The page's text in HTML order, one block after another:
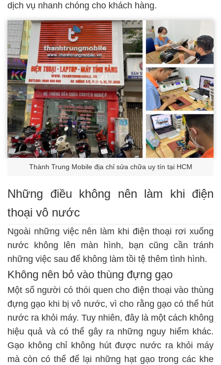
dịch vụ nhanh chóng cho khách hàng.
Thành Trung Mobile địa chỉ sửa chữa uy tín tại HCM
Những điều không nên làm khi điện
thoại vô nước
Ngoài những việc nên làm khi điện thoại rơi xuống
nước không lên màn hình, bạn cũng cần tránh
những việc sau để không làm tồi tệ thêm tình hình.
Không nên bỏ vào thùng đựng gạo
Một số người có thói quen cho điện thoại vào thùng
đựng gạo khi bị vô nước, vì cho rằng gạo có thể hút
nước ra khỏi máy. Tuy nhiên, đây là một cách không
hiệu quả và có thể gây ra những nguy hiểm khác.
Gạo không chỉ không hút được nước ra khỏi máy
mà còn có thể để lại những hạt gạo trong các khe